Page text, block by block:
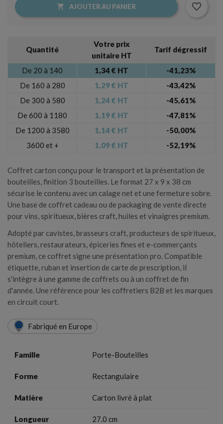
Créer une liste d'envies ×
Nom de la liste d'envies
Annuler Créer une liste d'envies
Connexion ×
votre liste d'envies.
Annuler Connexion
 AJOUTER AU PANIER favorite_border
Quantité
Votre prix
unitaire HT
Tarif dégressif
De 20 à 140 1,34 € HT
-41,23%
De 160 à 280
1,29 € HT
-43,42%
De 300 à 580
1,24 € HT
-45,61%
De 600 à 1180
1,19 € HT
-47,81%
De 1200 à 3580
1,14 € HT
-50,00%
3600 et +
1,09 € HT -52,19%
Coffret carton conçu pour le transport et la présentation de
bouteilles, finition 3 bouteilles. Le format 27 x 9 x 38 cm
sécurise le contenu avec un calage net et une fermeture sobre.
Une base de coffret cadeau ou de packaging de vente directe
pour vins, spiritueux, bières craft, huiles et vinaigres premium.
Adopté par cavistes, brasseurs craft, producteurs de spiritueux,
hôteliers, restaurateurs, épiceries fines et e-commerçants
premium, ce coffret signe une présentation pro. Compatible
étiquette, ruban et insertion de carte de prescription, il
s'intègre à une gamme de coffrets ou à un coffret de fin
d'année. Une référence pour les coffretiers B2B et les marques
en circuit court.
Fabriqué en Europe
Famille Porte-Bouteilles
Forme Rectangulaire
Matière Carton livré à plat
Longueur 27.0 cm